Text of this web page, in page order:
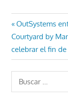
de
entradas
Entrada
anterior:
OutSystems
Entrada
siguiente:
Courtyard by
celebrar el fin